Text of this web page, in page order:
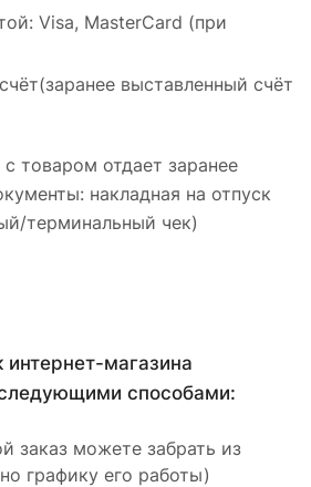
Visa, MasterCard (при
выставленный счёт
товаром отдает заранее
накладная на отпуск
терминальный чек)
интернет-магазина
способами:
заказ можете забрать из
графику его работы)